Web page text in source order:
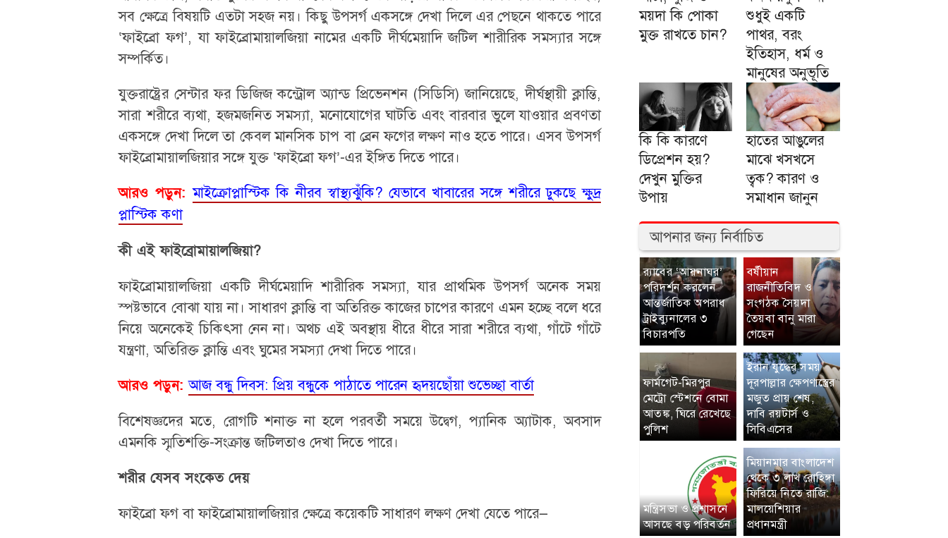
সব ক্ষেত্রে বিষয়টি এতটা সহজ নয়। কিছু উপসর্গ একসঙ্গে দেখা দিলে এর পেছনে থাকতে পারে
‘ফাইব্রো ফগ’, যা ফাইব্রোমায়ালজিয়া নামের একটি দীর্ঘমেয়াদি জটিল শারীরিক সমস্যার সঙ্গে
সম্পর্কিত।
যুক্তরাষ্ট্রের সেন্টার ফর ডিজিজ কন্ট্রোল অ্যান্ড প্রিভেনশন (সিডিসি) জানিয়েছে, দীর্ঘস্থায়ী ক্লান্তি,
সারা শরীরে ব্যথা, হজমজনিত সমস্যা, মনোযোগের ঘাটতি এবং বারবার ভুলে যাওয়ার প্রবণতা
একসঙ্গে দেখা দিলে তা কেবল মানসিক চাপ বা ব্রেন ফগের লক্ষণ নাও হতে পারে। এসব উপসর্গ
ফাইব্রোমায়ালজিয়ার সঙ্গে যুক্ত ‘ফাইব্রো ফগ’-এর ইঙ্গিত দিতে পারে।
আরও পড়ুন: মাইক্রোপ্লাস্টিক কি নীরব স্বাস্থ্যঝুঁকি? যেভাবে খাবারের সঙ্গে শরীরে ঢুকছে ক্ষুদ্র
প্লাস্টিক কণা
কী এই ফাইব্রোমায়ালজিয়া?
ফাইব্রোমায়ালজিয়া একটি দীর্ঘমেয়াদি শারীরিক সমস্যা, যার প্রাথমিক উপসর্গ অনেক সময়
স্পষ্টভাবে বোঝা যায় না। সাধারণ ক্লান্তি বা অতিরিক্ত কাজের চাপের কারণে এমন হচ্ছে বলে ধরে
নিয়ে অনেকেই চিকিৎসা নেন না। অথচ এই অবস্থায় ধীরে ধীরে সারা শরীরে ব্যথা, গাঁটে গাঁটে
যন্ত্রণা, অতিরিক্ত ক্লান্তি এবং ঘুমের সমস্যা দেখা দিতে পারে।
আরও পড়ুন: আজ বন্ধু দিবস: প্রিয় বন্ধুকে পাঠাতে পারেন হৃদয়ছোঁয়া শুভেচ্ছা বার্তা
বিশেষজ্ঞদের মতে, রোগটি শনাক্ত না হলে পরবর্তী সময়ে উদ্বেগ, প্যানিক অ্যাটাক, অবসাদ
এমনকি স্মৃতিশক্তি-সংক্রান্ত জটিলতাও দেখা দিতে পারে।
শরীর যেসব সংকেত দেয়
ফাইব্রো ফগ বা ফাইব্রোমায়ালজিয়ার ক্ষেত্রে কয়েকটি সাধারণ লক্ষণ দেখা যেতে পারে—
ময়দা কি পোকা
মুক্ত রাখতে চান?
শুধুই একটি
পাথর, বরং
ইতিহাস, ধর্ম ও
মানুষের অনুভূতি
কি কি কারণে
ডিপ্রেশন হয়?
দেখুন মুক্তির
উপায়
হাতের আঙুলের
মাঝে খসখসে
ত্বক? কারণ ও
সমাধান জানুন
আপনার জন্য নির্বাচিত
র‍্যাবের ‘আয়নাঘর’
পরিদর্শন করলেন
আন্তর্জাতিক অপরাধ
ট্রাইব্যুনালের ৩
বিচারপতি
বর্ষীয়ান
রাজনীতিবিদ ও
সংগঠক সৈয়দা
তৈয়বা বানু মারা
গেছেন
ফার্মগেট-মিরপুর
মেট্রো স্টেশনে বোমা
আতঙ্ক, ঘিরে রেখেছে
পুলিশ
ইরান যুদ্ধের সময়
দূরপাল্লার ক্ষেপণাস্ত্রের
মজুত প্রায় শেষ,
দাবি রয়টার্স ও
সিবিএসের
মন্ত্রিসভা ও প্রশাসনে
আসছে বড় পরিবর্তন
মিয়ানমার বাংলাদেশ
থেকে ৩ লাখ রোহিঙ্গা
ফিরিয়ে নিতে রাজি:
মালয়েশিয়ার
প্রধানমন্ত্রী